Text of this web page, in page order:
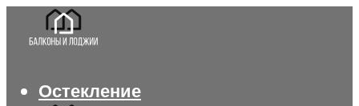
Остекление